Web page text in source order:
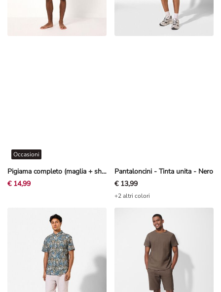
Pigiama completo (maglia + shorts) - One Piece - Grigio scuro
Occasioni
€ 14,99
Pantaloncini - Tinta unita - Nero
€ 13,99
+2 altri colori